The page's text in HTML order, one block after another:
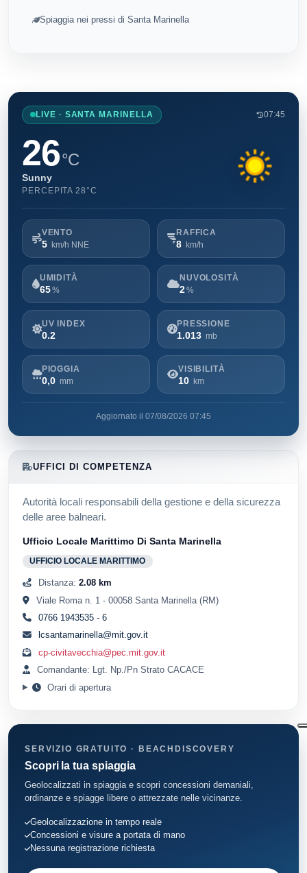
Spiaggia nei pressi di Santa Marinella
LIVE · SANTA MARINELLA 07:45
26°C
Sunny
PERCEPITA 28°C
VENTO
5 km/h NNE
RAFFICA
8 km/h
UMIDITÀ
65 %
NUVOLOSITÀ
2%
UV INDEX
0.2
PRESSIONE
1.013 mb
PIOGGIA
0,0 mm
VISIBILITÀ
10 km
Aggiornato il 07/08/2026 07:45
UFFICI DI COMPETENZA
Autorità locali responsabili della gestione e della sicurezza
delle aree balneari.
Ufficio Locale Marittimo Di Santa Marinella
UFFICIO LOCALE MARITTIMO
Distanza: 2.08 km
Viale Roma n. 1 - 00058 Santa Marinella (RM)
0766 1943535 - 6
lcsantamarinella@mit.gov.it
cp-civitavecchia@pec.mit.gov.it
Comandante: Lgt. Np./Pn Strato CACACE
Orari di apertura
SERVIZIO GRATUITO · BEACHDISCOVERY
Scopri la tua spiaggia
Geolocalizzati in spiaggia e scopri concessioni demaniali,
ordinanze e spiagge libere o attrezzate nelle vicinanze.
Geolocalizzazione in tempo reale
Concessioni e visure a portata di mano
Nessuna registrazione richiesta